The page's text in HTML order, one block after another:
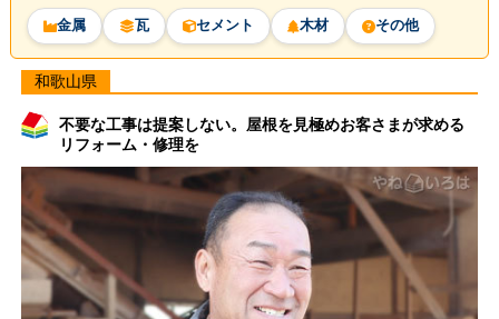
金属 瓦 セメント 木材 その他
和歌山県
不要な工事は提案しない。屋根を見極めお客さまが求める
リフォーム・修理を